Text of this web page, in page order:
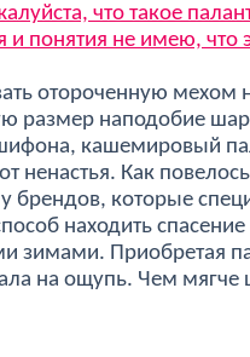
что такое
понятия не имею, что
отороченную
размер наподобие
кашемировый
ненастья. Как
брендов, которые
находить спасение
зимами. Приобретая
на ощупь. Чем